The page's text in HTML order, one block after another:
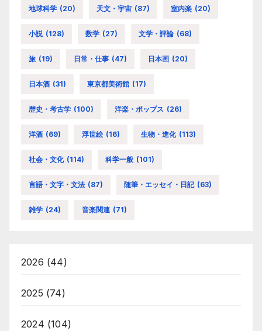
地球科学 (20) 天文・宇宙 (87) 室内楽 (20)
小説 (128) 数学 (27) 文学・評論 (68)
旅 (19) 日常・仕事 (47) 日本画 (20)
日本酒 (31) 東京都美術館 (17)
歴史・考古学 (100) 洋楽・ポップス (26)
洋酒 (69) 浮世絵 (16) 生物・進化 (113)
社会・文化 (114) 科学一般 (101)
言語・文字・文法 (87) 随筆・エッセイ・日記 (63)
雑学 (24) 音楽関連 (71)
2026 (44)
2025 (74)
2024 (104)